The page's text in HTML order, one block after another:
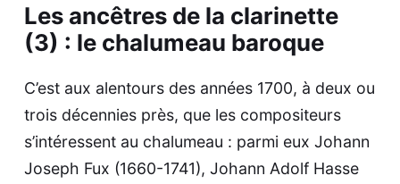
Les ancêtres de la clarinette
(3) : le chalumeau baroque
C’est aux alentours des années 1700, à deux ou
trois décennies près, que les compositeurs
s’intéressent au chalumeau : parmi eux Johann
Joseph Fux (1660-1741), Johann Adolf Hasse